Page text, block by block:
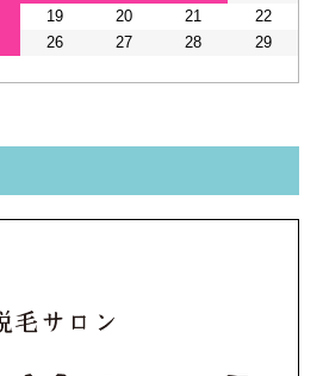
19 20 21
22
26 27 28
29